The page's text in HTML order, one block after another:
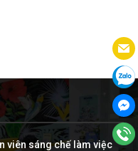
viên sáng chế làm việc